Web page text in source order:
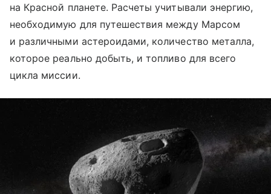
на Красной планете. Расчеты учитывали энергию,
необходимую для путешествия между Марсом
и различными астероидами, количество металла,
которое реально добыть, и топливо для всего
цикла миссии.